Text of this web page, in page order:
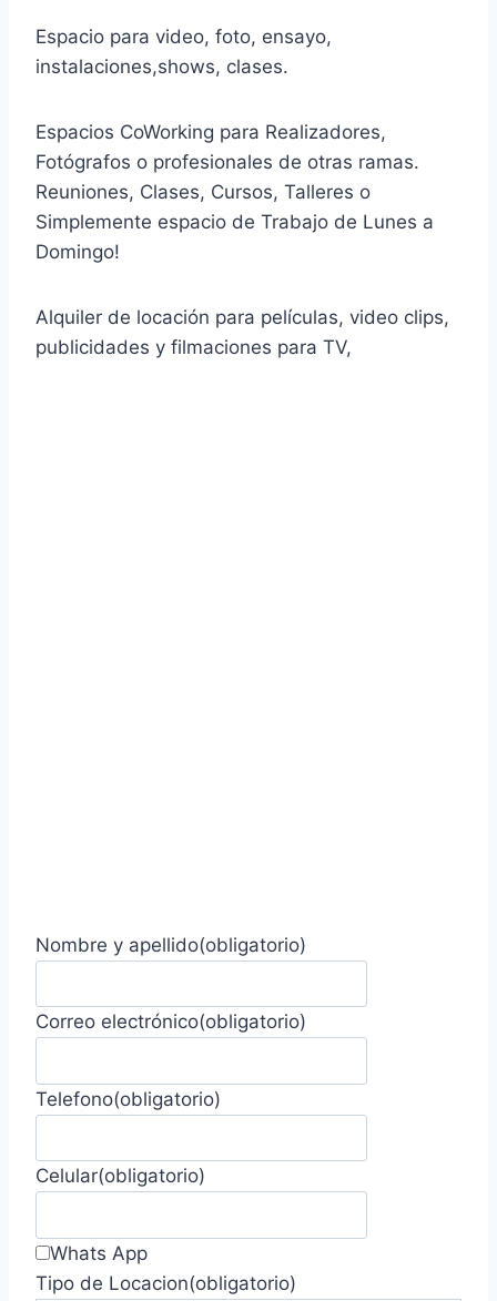
Espacio para video, foto, ensayo,
instalaciones,shows, clases.
Espacios CoWorking para Realizadores,
Fotógrafos o profesionales de otras ramas.
Reuniones, Clases, Cursos, Talleres o
Simplemente espacio de Trabajo de Lunes a
Domingo!
Alquiler de locación para películas, video clips,
publicidades y filmaciones para TV,
Nombre y apellido(obligatorio)
Correo electrónico(obligatorio)
Telefono(obligatorio)
Celular(obligatorio)
Whats App
Tipo de Locacion(obligatorio)